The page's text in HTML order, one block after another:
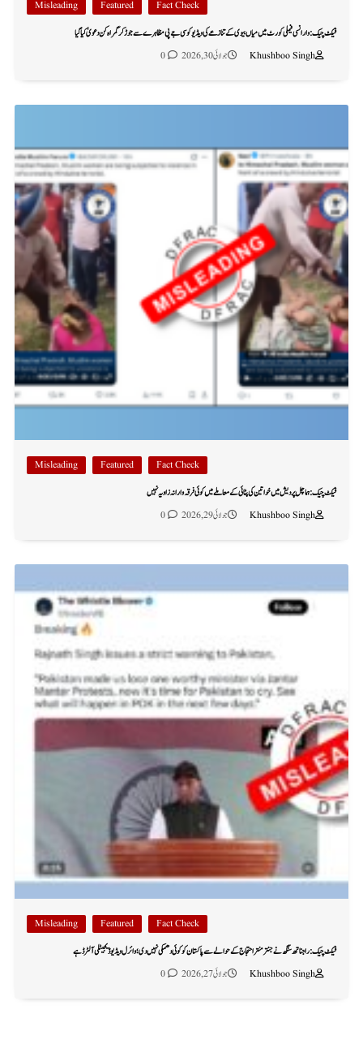
Fact Check
Featured
Misleading
فیکٹ چیک: وارانسی فیملی کورٹ میں میاں بیوی کے تنازعے کی ویڈیو کو سی جے پی مظاہرے سے جوڑ کر گمراہ کن دعویٰ کیا گیا
Khushboo Singh
جولائی 30, 2026 0
Fact Check
Featured
Misleading
فیکٹ چیک: ہماچل پردیش میں خواتین کی پٹائی کے معاملے میں کوئی فرقہ وارانہ زاویہ نہیں
Khushboo Singh
جولائی 29, 2026 0
Fact Check
Featured
Misleading
فیکٹ چیک: راجناتھ سنگھ نے جنتر منتر احتجاج کے حوالے سے پاکستان کو کوئی دھمکی نہیں دی؛ وائرل ویڈیو ڈیجیٹلی آلٹرڈ ہے
Khushboo Singh
جولائی 27, 2026 0